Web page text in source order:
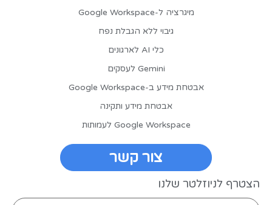
צור קשר
הצטרף לניוזלטר שלנו
מיגרציה ל-Google Workspace
גיבוי ללא הגבלת נפח
כלי AI לארגונים
Gemini לעסקים
אבטחת מידע ב-Google Workspace
אבטחת מידע ותקינה
Google Workspace לעמותות